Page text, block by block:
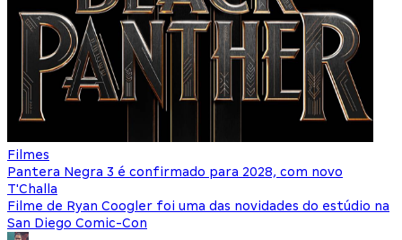
Filmes
Pantera Negra 3 é confirmado para 2028, com novo
T'Challa
Filme de Ryan Coogler foi uma das novidades do estúdio na
San Diego Comic-Con